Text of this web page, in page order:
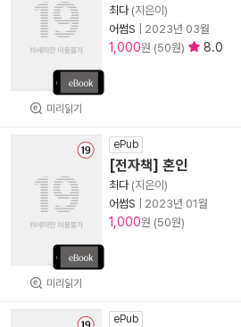
미리읽기
최다(지은이)
어썸S
2023년 03월
1,000원 (50원) 8.0
미리읽기
ePub
[전자책] 혼인
최다(지은이)
어썸S
2023년 01월
1,000원 (50원)
ePub